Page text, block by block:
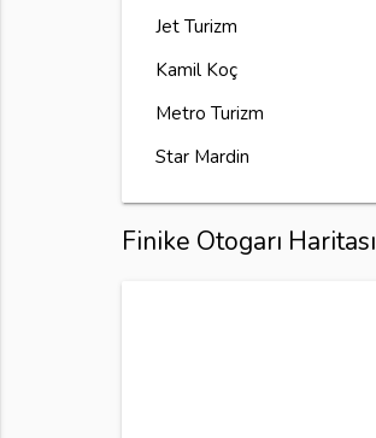
Jet Turizm
Kamil Koç
Metro Turizm
Star Mardin
Finike Otogarı Haritası